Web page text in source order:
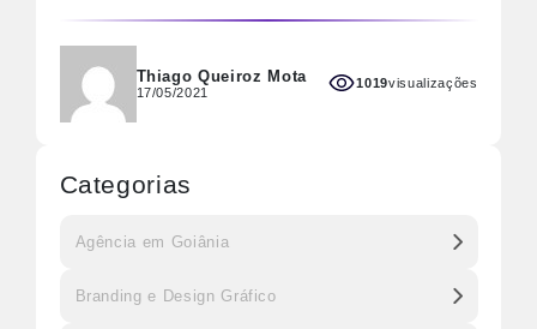
Categorias
Agência em Goiânia
Branding e Design Gráfico
Thiago Queiroz Mota
17/05/2021
1019visualizações